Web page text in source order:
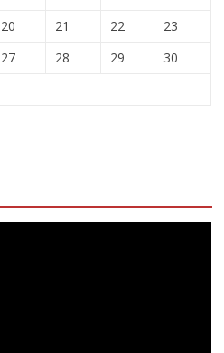
20 21 22
23
27 28 29
30